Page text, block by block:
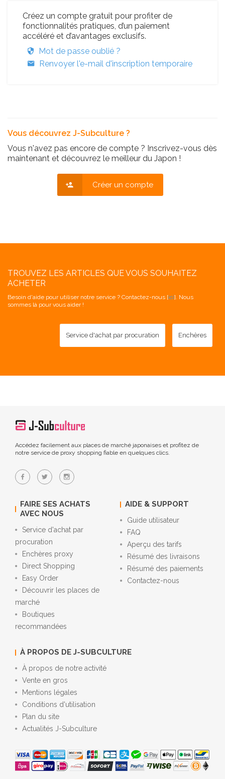
Créez un compte gratuit pour profiter de
fonctionnalités pratiques, d’un paiement
accéléré et d’avantages exclusifs.
Mot de passe oublié ?
Renvoyer l'e-mail d'inscription temporaire
Vous découvrez J-Subculture ?
Vous n'avez pas encore de compte ? Inscrivez-vous dès
maintenant et découvrez le meilleur du Japon !
Créer un compte
TROUVEZ LES ARTICLES QUE VOUS SOUHAITEZ
ACHETER
Besoin d'aide pour utiliser notre service ? Contactez-nous [ici]. Nous
sommes là pour vous aider !
Service d'achat par procuration Enchères
Accédez facilement aux places de marché japonaises et profitez de
notre service de proxy shopping fiable en quelques clics.
FAIRE SES ACHATS
AVEC NOUS
Service d'achat par
procuration
Enchères proxy
Direct Shopping
Easy Order
Découvrir les places de
marché
Boutiques
recommandées
AIDE & SUPPORT
Guide utilisateur
FAQ
Aperçu des tarifs
Résumé des livraisons
Résumé des paiements
Contactez-nous
À PROPOS DE J-SUBCULTURE
À propos de notre activité
Vente en gros
Mentions légales
Conditions d'utilisation
Plan du site
Actualités J-Subculture